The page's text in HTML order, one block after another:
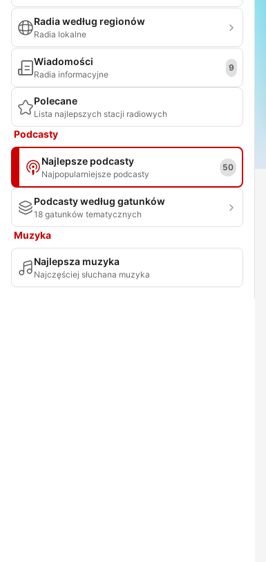
Radia według regionów
Radia lokalne
Wiadomości
Radia informacyjne
9
Polecane
Lista najlepszych stacji radiowych
Podcasty
Najlepsze podcasty
Najpopularniejsze podcasty
50
Podcasty według gatunków
18 gatunków tematycznych
Muzyka
Najlepsza muzyka
Najczęściej słuchana muzyka